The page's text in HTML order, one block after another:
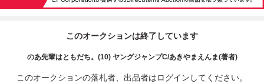
このオークションは終了しています
のあ先輩はともだち。(10) ヤングジャンプC/あきやまえんま(著者)
このオークションの落札者、出品者はログインしてください。